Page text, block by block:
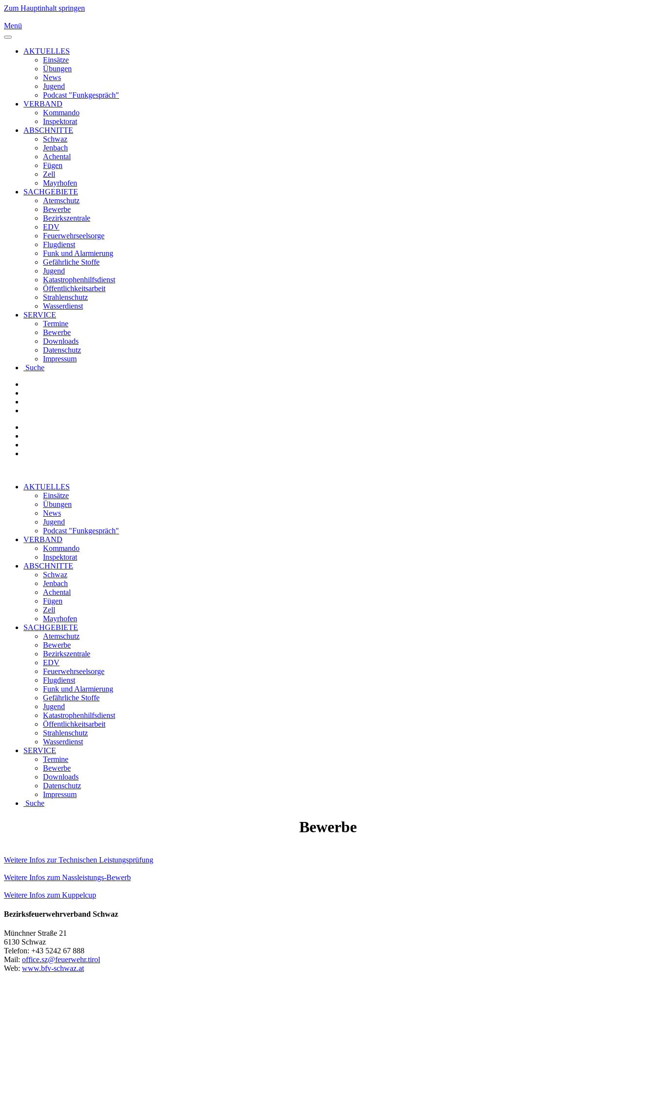
Zum Hauptinhalt springen
Menü
AKTUELLES
Einsätze
Übungen
News
Jugend
Podcast "Funkgespräch"
VERBAND
Kommando
Inspektorat
ABSCHNITTE
Schwaz
Jenbach
Achental
Fügen
Zell
Mayrhofen
SACHGEBIETE
Atemschutz
Bewerbe
Bezirkszentrale
EDV
Feuerwehrseelsorge
Flugdienst
Funk und Alarmierung
Gefährliche Stoffe
Jugend
Katastrophenhilfsdienst
Öffentlichkeitsarbeit
Strahlenschutz
Wasserdienst
SERVICE
Termine
Bewerbe
Downloads
Datenschutz
Impressum
Suche
AKTUELLES
Einsätze
Übungen
News
Jugend
Podcast "Funkgespräch"
VERBAND
Kommando
Inspektorat
ABSCHNITTE
Schwaz
Jenbach
Achental
Fügen
Zell
Mayrhofen
SACHGEBIETE
Atemschutz
Bewerbe
Bezirkszentrale
EDV
Feuerwehrseelsorge
Flugdienst
Funk und Alarmierung
Gefährliche Stoffe
Jugend
Katastrophenhilfsdienst
Öffentlichkeitsarbeit
Strahlenschutz
Wasserdienst
SERVICE
Termine
Bewerbe
Downloads
Datenschutz
Impressum
Suche
Bewerbe
Weitere Infos zur Technischen Leistungsprüfung
Weitere Infos zum Nassleistungs-Bewerb
Weitere Infos zum Kuppelcup
Bezirksfeuerwehrverband Schwaz
Münchner Straße 21
6130 Schwaz
Telefon: +43 5242 67 888
Mail: office.sz@feuerwehr.tirol
Web: www.bfv-schwaz.at